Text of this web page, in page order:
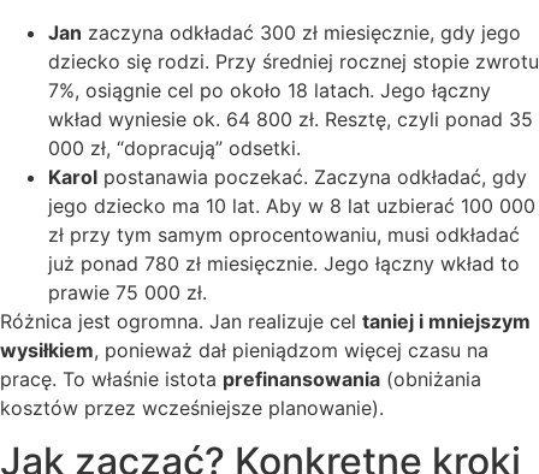
Jan zaczyna odkładać 300 zł miesięcznie, gdy jego
dziecko się rodzi. Przy średniej rocznej stopie zwrotu
7%, osiągnie cel po około 18 latach. Jego łączny
wkład wyniesie ok. 64 800 zł. Resztę, czyli ponad 35
000 zł, “dopracują” odsetki.
Karol postanawia poczekać. Zaczyna odkładać, gdy
jego dziecko ma 10 lat. Aby w 8 lat uzbierać 100 000
zł przy tym samym oprocentowaniu, musi odkładać
już ponad 780 zł miesięcznie. Jego łączny wkład to
prawie 75 000 zł.
Różnica jest ogromna. Jan realizuje cel taniej i mniejszym
wysiłkiem, ponieważ dał pieniądzom więcej czasu na
pracę. To właśnie istota prefinansowania (obniżania
kosztów przez wcześniejsze planowanie).
Jak zacząć? Konkretne kroki